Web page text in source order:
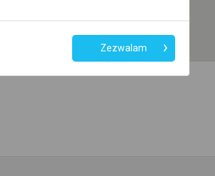
Zezwalam